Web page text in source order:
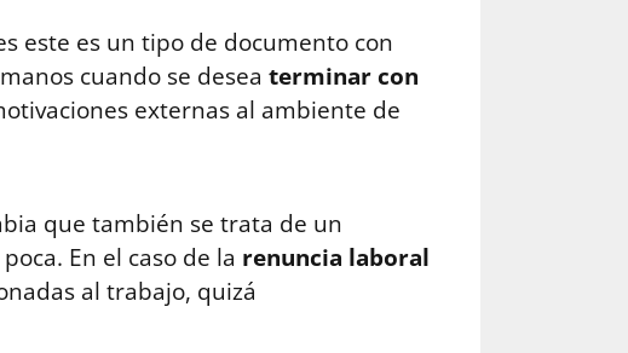
este es un tipo de documento con
cuando se desea terminar con
externas al ambiente de
que también se trata de un
En el caso de la renuncia laboral
al trabajo, quizá